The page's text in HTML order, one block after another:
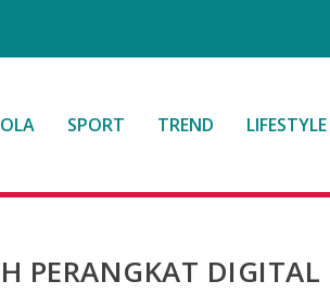
SPORT TREND LIFESTYLE
PERANGKAT DIGITAL